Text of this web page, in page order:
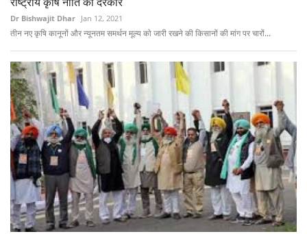
Dr Bishwajit Dhar Jan 12, 2021
तीन नए कृषि कानूनों और न्यूनतम समर्थन मूल्य को जारी रखने की किसानों की मांग पर चारों...